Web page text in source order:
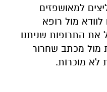
למאושפזים
לוודא מול רופא
התרופות שניתנו
מול מכתב שחרור
לא מוכרות.